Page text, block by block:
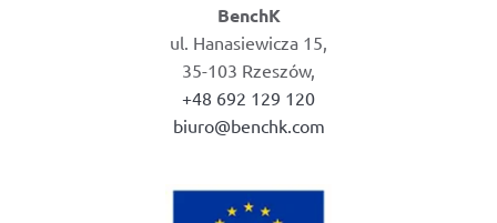
BenchK
ul. Hanasiewicza 15,
35-103 Rzeszów,
+48 692 129 120
biuro@benchk.com